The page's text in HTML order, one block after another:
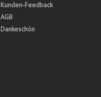
Kunden-Feedback
AGB
Dankeschön